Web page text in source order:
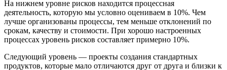
На нижнем уровне рисков находится процессная
деятельность, которую мы условно оцениваем в 10%. Чем
лучше организованы процессы, тем меньше отклонений по
срокам, качеству и стоимости. При хорошо настроенных
процессах уровень рисков составляет примерно 10%.
Следующий уровень — проекты создания стандартных
продуктов, которые мало отличаются друг от друга и близки к